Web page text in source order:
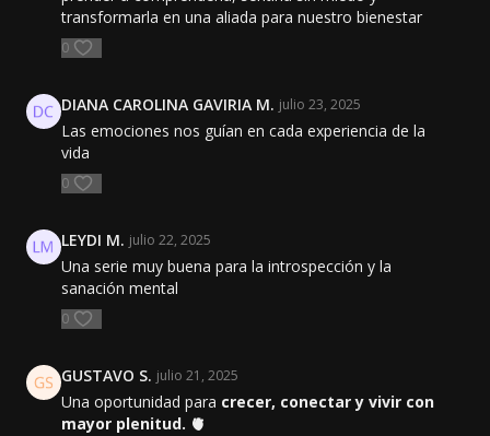
transformarla en una aliada para nuestro bienestar
0
DIANA CAROLINA GAVIRIA M. julio 23, 2025
Las emociones nos guían en cada experiencia de la
vida
0
LEYDI M. julio 22, 2025
Una serie muy buena para la introspección y la
sanación mental
0
GUSTAVO S. julio 21, 2025
Una oportunidad para crecer, conectar y vivir con
mayor plenitud. 🫀